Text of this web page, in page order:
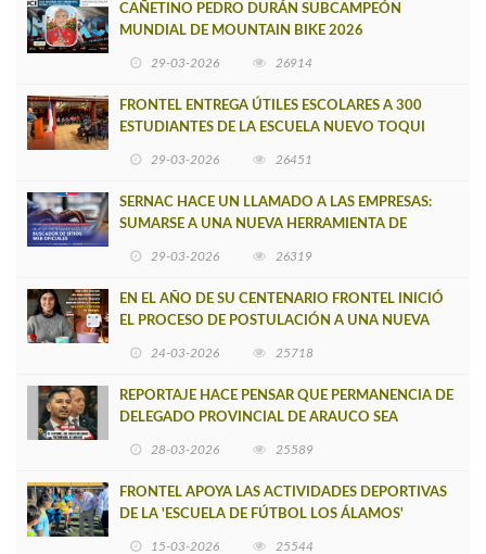
CAÑETINO PEDRO DURÁN SUBCAMPEÓN
MUNDIAL DE MOUNTAIN BIKE 2026
29-03-2026 26914
FRONTEL ENTREGA ÚTILES ESCOLARES A 300
ESTUDIANTES DE LA ESCUELA NUEVO TOQUI
29-03-2026 26451
SERNAC HACE UN LLAMADO A LAS EMPRESAS:
SUMARSE A UNA NUEVA HERRAMIENTA DE
29-03-2026 26319
EN EL AÑO DE SU CENTENARIO FRONTEL INICIÓ
EL PROCESO DE POSTULACIÓN A UNA NUEVA
24-03-2026 25718
REPORTAJE HACE PENSAR QUE PERMANENCIA DE
DELEGADO PROVINCIAL DE ARAUCO SEA
28-03-2026 25589
FRONTEL APOYA LAS ACTIVIDADES DEPORTIVAS
DE LA 'ESCUELA DE FÚTBOL LOS ÁLAMOS'
15-03-2026 25544